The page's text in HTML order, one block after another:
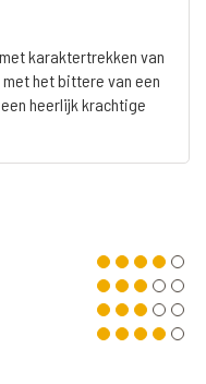
karaktertrekken van
het bittere van een
heerlijk krachtige